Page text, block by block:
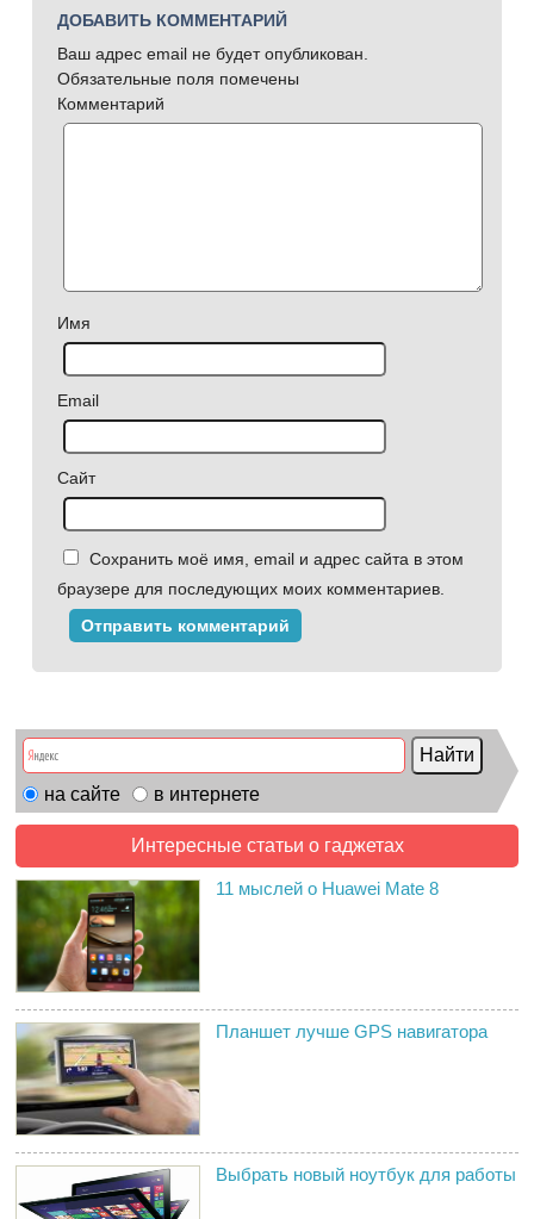
ДОБАВИТЬ КОММЕНТАРИЙ
Ваш адрес email не будет опубликован.
Обязательные поля помечены
Комментарий
Имя
Email
Сайт
Сохранить моё имя, email и адрес сайта в этом
браузере для последующих моих комментариев.
на сайте в интернете
Интересные статьи о гаджетах
11 мыслей о Huawei Mate 8
Планшет лучше GPS навигатора
Выбрать новый ноутбук для работы